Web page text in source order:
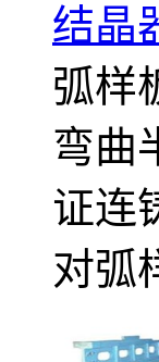
结晶
弧样
弯曲
证连
对弧